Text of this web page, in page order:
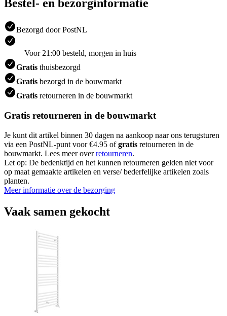
Bestel- en bezorginformatie
Bezorgd door PostNL
Voor 21:00 besteld, morgen in huis
Gratis thuisbezorgd
Gratis bezorgd in de bouwmarkt
Gratis retourneren in de bouwmarkt
Gratis retourneren in de bouwmarkt
Je kunt dit artikel binnen 30 dagen na aankoop naar ons terugsturen
via een PostNL-punt voor €4.95 ofgratis retourneren in de
bouwmarkt. Lees meer overretourneren.
Let op: De bedenktijd en het kunnen retourneren gelden niet voor
op maat gemaakte artikelen en verse/ bederfelijke artikelen zoals
planten.
Meer informatie over de bezorging
Vaak samen gekocht